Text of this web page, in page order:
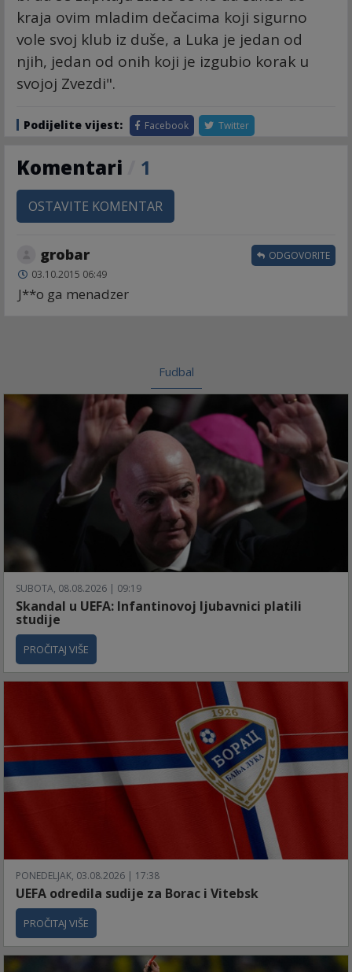
kraja ovim mladim dečacima koji sigurno
vole svoj klub iz duše, a Luka je jedan od
njih, jedan od onih koji je izgubio korak u
svojoj Zvezdi".
Podijelite vijest: Facebook Twitter
Komentari 1
OSTAVITE KOMENTAR
grobar
03.10.2015 06:49
J**o ga menadzer
ODGOVORITE
Fudbal
SUBOTA, 08.08.2026 | 09:19
Skandal u UEFA: Infantinovoj ljubavnici platili
studije
PROČITAJ VIŠE
PONEDELJAK, 03.08.2026 | 17:38
UEFA odredila sudije za Borac i Vitebsk
PROČITAJ VIŠE